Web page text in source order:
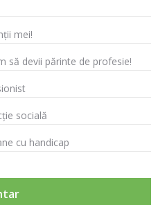
mei!
să devii părinte de profesie!
socială
cu handicap